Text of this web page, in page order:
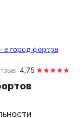
на автобусе
4,75